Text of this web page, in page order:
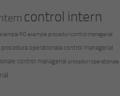
control intern
exemple PO exemple proceduri control managerial
procedura operationala control managerial
control managerial proceduri operationale